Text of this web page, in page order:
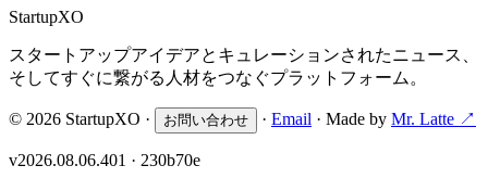
StartupXO
スタートアップアイデアとキュレーションされたニュース、
そしてすぐに繋がる人材をつなぐプラットフォーム。
© 2026 StartupXO · お問い合わせ · Email · Made by Mr. Latte ↗
v2026.08.06.401 · 230b70e